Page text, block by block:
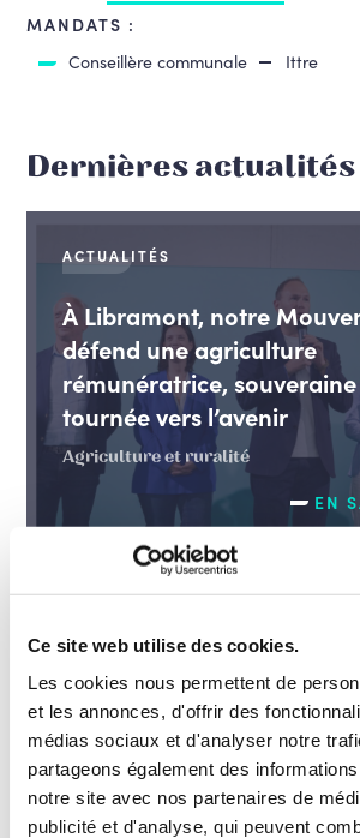
Ce site web utilise des cookies.
Les cookies nous permettent de
et les annonces, d'offrir des
médias sociaux et d'analyser notre
partageons également des
notre site avec nos partenaires de
publicité et d'analyse, qui peuvent
MANDATS :
Conseillère communale
Ittre
Dernières actualités
ACTUALITÉS
À Libramont, notre
défend une agriculture
rémunératrice,
tournée vers l’avenir
Agriculture et ruralité
EN
40 % de femmes minimum
hautes fonctions fédérales
Efficacité des organisations et des
publiques, fonction publique
EN